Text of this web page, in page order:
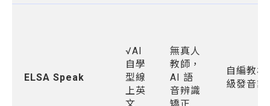
ELSA Speak
√AI
自學
型線
上英
無真人
教師，
AI 語
音辨識
自編教材
級發音訓